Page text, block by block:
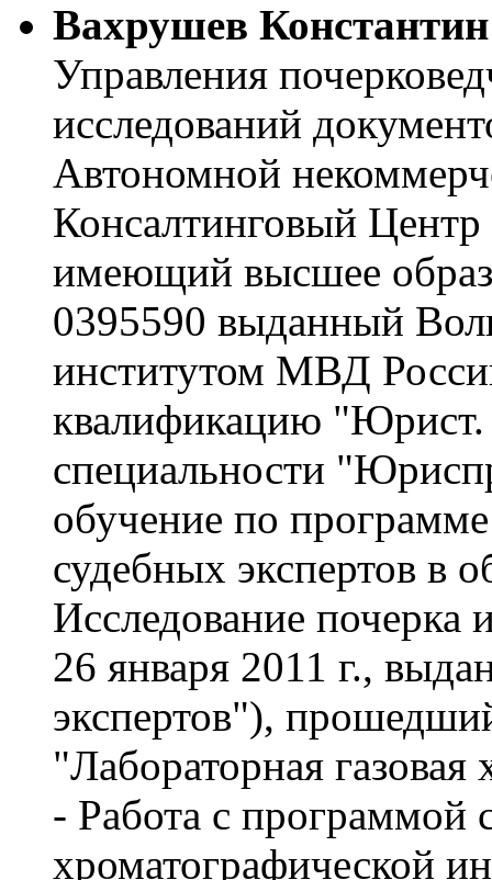
Вахрушев
Управления
исследований
Автономной
Консалтинговый Центр
имеющий высшее
0395590 выданный
институтом МВД
квалификацию "Юрист.
специальности
обучение по
судебных экспертов в
Исследование почерка
26 января 2011 г.,
экспертов"),
"Лабораторная
- Работа с программой
хроматографической